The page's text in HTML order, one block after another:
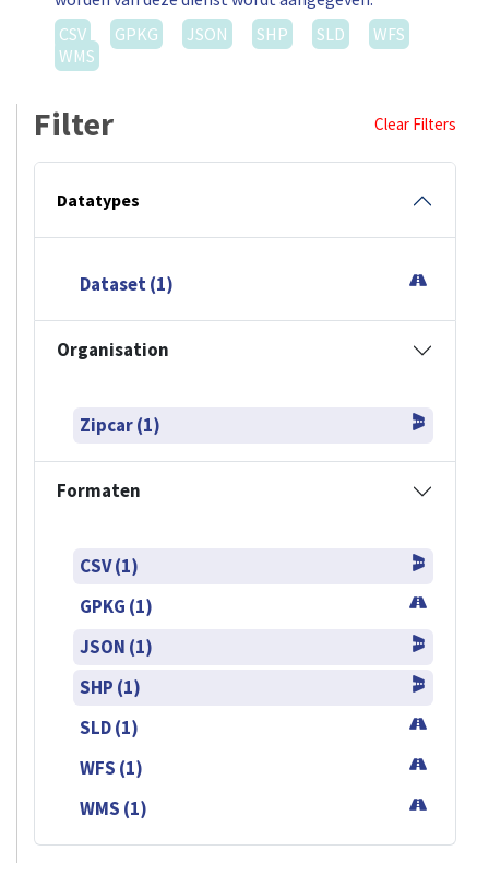
CSV
GPKG JSON SHP SLD
WFS
WMS
Filter Clear Filters
Datatypes
Dataset (1)
Organisation
Zipcar (1)
Formaten
CSV (1)
GPKG (1)
JSON (1)
SHP (1)
SLD (1)
WFS (1)
WMS (1)